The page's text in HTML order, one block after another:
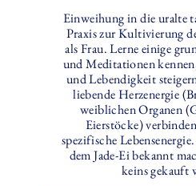
Einweihung in die uralte
Praxis zur Kultivierung
als Frau. Lerne einige
und Meditationen
und Lebendigkeit
liebende Herzenergie
weiblichen Organen
Eierstöcke)
spezifische
dem Jade-Ei bekannt
keins gekauft